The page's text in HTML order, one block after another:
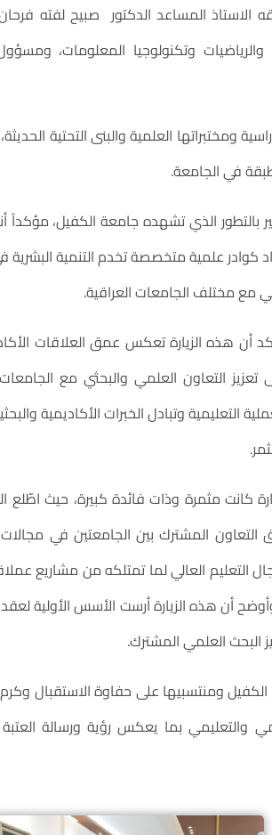
الاستاذ المساعد الدكتور صبيح لفته
وتكنولوجيا المعلومات،
ومختبراتها العلمية والبنى التحتية
في الجامعة.
بالتطور الذي تشهده جامعة الكفيل، مؤكداً
علمية متخصصة تخدم التنمية البشرية
مع مختلف الجامعات العراقية.
أن هذه الزيارة تعكس عمق العلاقات
التعاون العلمي والبحثي مع الجامعات
التعليمية وتبادل الخبرات الأكاديمية
كانت مثمرة وذات فائدة كبيرة، حيث اطّلع
التعاون المشترك بين الجامعتين في
التعليم العالي لما تمتلكه من مشاريع
أن هذه الزيارة أرست الأسس الأولية
البحث العلمي المشترك.
ومنتسبيها على حفاوة الاستقبال وكرم
والتعليمي بما يعكس رؤية ورسالة العتبة